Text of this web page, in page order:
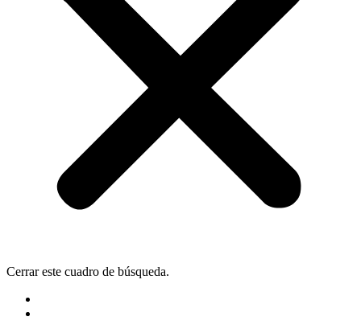
Cerrar este cuadro de búsqueda.